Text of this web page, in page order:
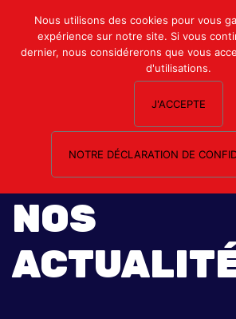
Mon
Nous
NOS
Nous utilisons des cookies pour vous
expérience sur notre site. Si vous
dernier, nous considérerons que vous
d'utilisations.
J'ACCEPTE
NOTRE DÉCLARATION DE